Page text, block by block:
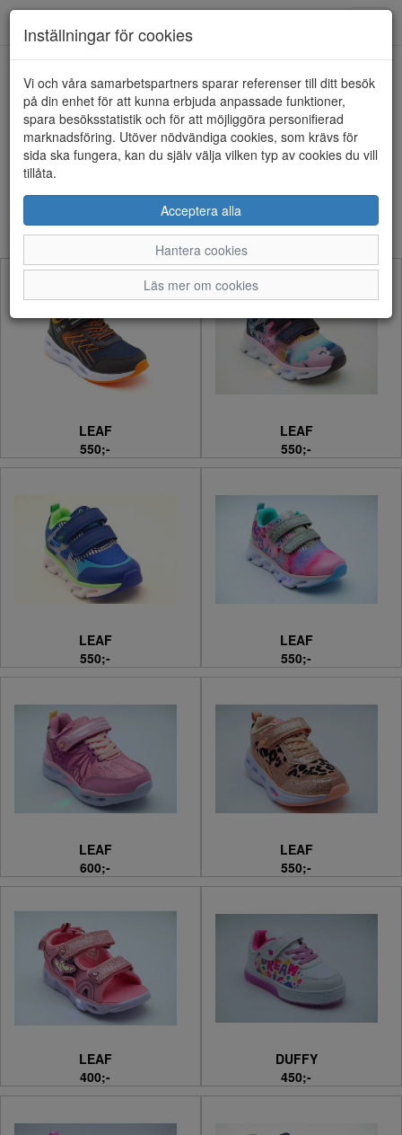
Barn - Blinkskor (30
artiklar)
Sortera efter:
LEAF
550;-
LEAF
550;-
LEAF
550;-
LEAF
550;-
LEAF
600;-
LEAF
550;-
LEAF
400;-
DUFFY
450;-
Inställningar för cookies
Vi och våra samarbetspartners sparar referenser till ditt besök
på din enhet för att kunna erbjuda anpassade funktioner,
spara besöksstatistik och för att möjliggöra personifierad
marknadsföring. Utöver nödvändiga cookies, som krävs för
sida ska fungera, kan du själv välja vilken typ av cookies du vill
tillåta.
Acceptera alla
Hantera cookies
Läs mer om cookies